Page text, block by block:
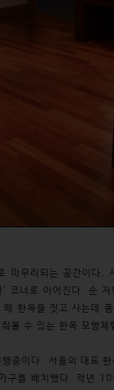
마무리되는 공간이다.
코너로 이어진다. 순
한옥을 짓고 사는데
볼 수 있는 한옥 모형체
중이다. 서울의 대표
를 배치했다. 작년